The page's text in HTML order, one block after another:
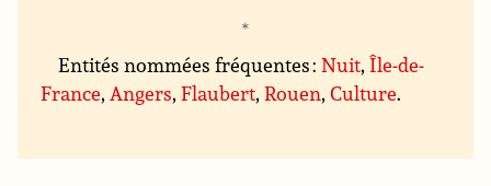
Entités nommées fréquentes :Nuit,Île-de-
France, Angers,Flaubert,Rouen,Culture.